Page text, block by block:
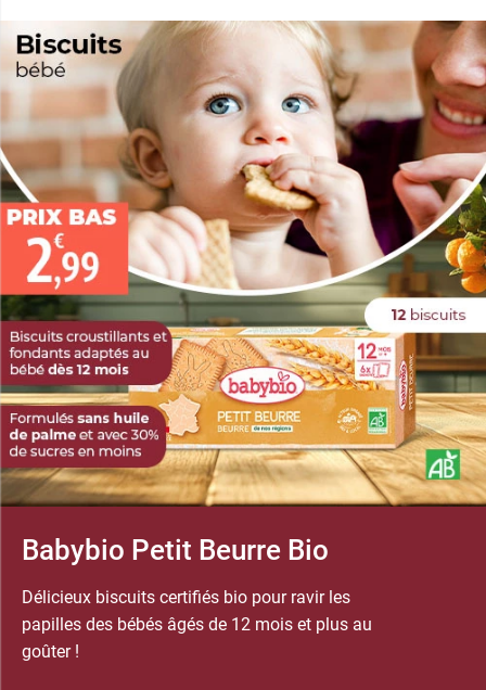
Babybio Petit Beurre Bio
Délicieux biscuits certifiés bio pour ravir les
papilles des bébés âgés de 12 mois et plus au
goûter !